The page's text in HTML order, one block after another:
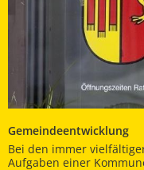
Gemeindeentwicklung
Bei den immer
Aufgaben einer